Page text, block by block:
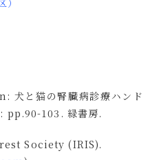
犬と猫の腎臓病診療ハンド
pp.90-103. 緑書房.
Society (IRIS).